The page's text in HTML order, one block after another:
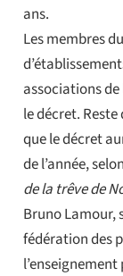
ans.
Les membres
associations
le décret.
que le décret
de l’année,
de la trêve de
Bruno Lamour,
fédération des
l’enseignement